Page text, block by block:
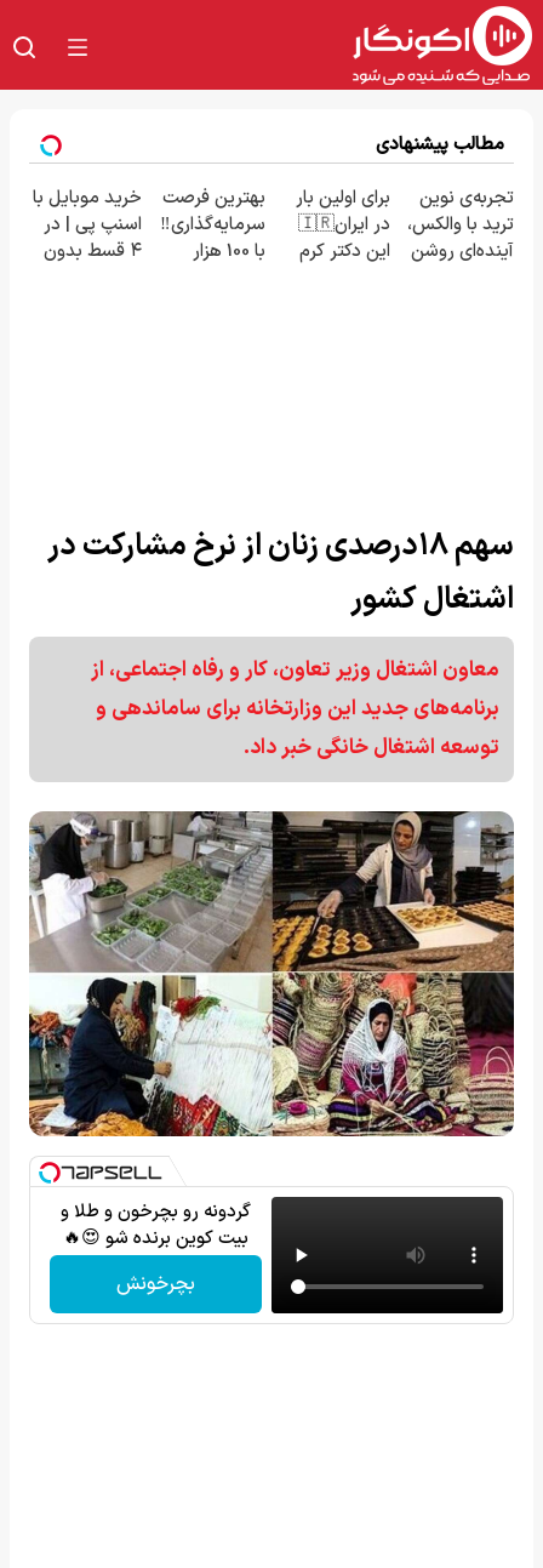
مطالب پیشنهادی
تجربه‌ی نوین
ترید با والکس،
آینده‌ای روشن
برای اولین بار
در ایران🇮🇷
این دکتر کرم
بهترین فرصت
سرمایه‌گذاری‼️
با 100 هزار
خرید موبایل با
اسنپ پی | در
۴ قسط بدون
سهم ۱۸درصدی زنان از نرخ مشارکت در
اشتغال کشور
معاون اشتغال وزیر تعاون، کار و رفاه اجتماعی، از
برنامه‌های جدید این وزارتخانه برای ساماندهی و
توسعه اشتغال خانگی خبر داد.
گردونه رو بچرخون و طلا و
بیت کوین برنده شو 😍🔥
بچرخونش